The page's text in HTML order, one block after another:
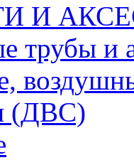
И
трубы и
(ДВС)